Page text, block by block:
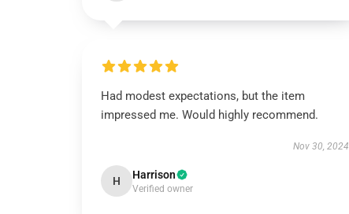
Had modest expectations, but the item
impressed me. Would highly recommend.
Nov 30, 2024
H Harrison
Verified owner